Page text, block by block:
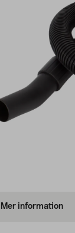
Mer information